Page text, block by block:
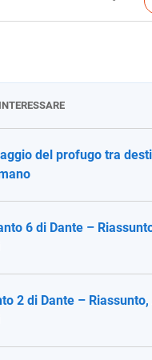
del profugo tra
6 di Dante –
2 di Dante –